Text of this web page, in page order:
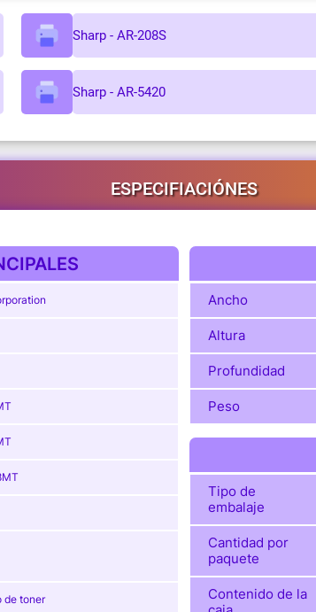
Sharp - AR-208S
Sharp - AR-5420
ESPECIFIACIÓNES
de toner
Ancho
Altura
Profundidad
Peso
Tipo de
embalaje
Cantidad por
paquete
Contenido de la